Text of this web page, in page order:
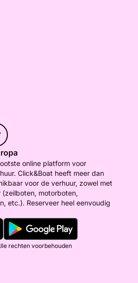
online platform voor
Click&Boat heeft meer dan
voor de verhuur, zowel met
motorboten,
etc.). Reserveer heel eenvoudig
rechten voorbehouden